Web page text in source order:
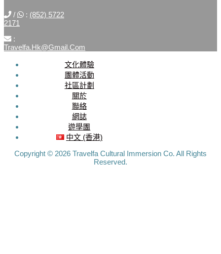
/ : (852) 5722
2171
:
Travelfa.hk@gmail.com
文化體驗
團體活動
社區計劃
關於
聯絡
網誌
遊學團
中文 (香港)
Copyright © 2026 Travelfa Cultural Immersion Co. All Rights
Reserved.